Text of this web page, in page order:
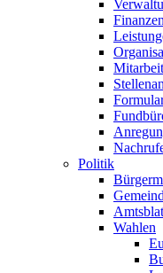
Finanzen
Politik
Wahlen